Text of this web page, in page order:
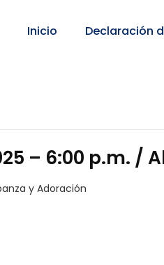
Inicio Declaración
– 6:00 p.m. /
y Adoración